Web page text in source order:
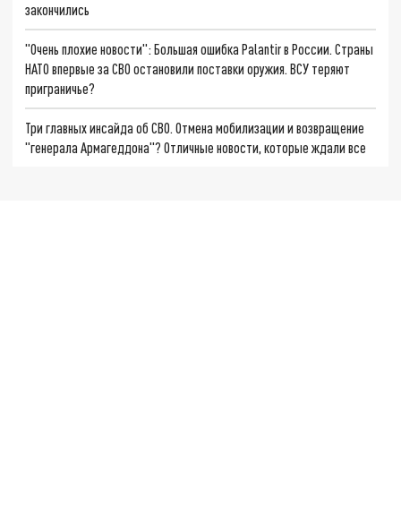
закончились
"Очень плохие новости": Большая ошибка Palantir в России. Страны
НАТО впервые за СВО остановили поставки оружия. ВСУ теряют
приграничье?
Три главных инсайда об СВО. Отмена мобилизации и возвращение
"генерала Армагеддона"? Отличные новости, которые ждали все